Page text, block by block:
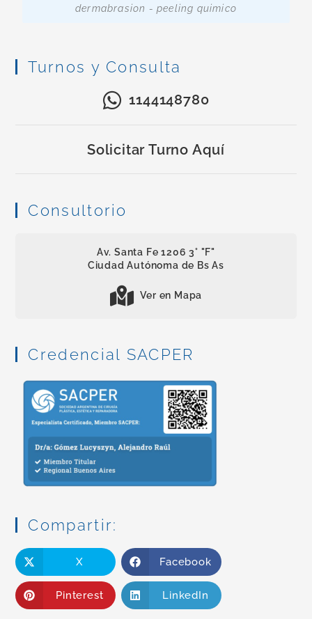
dermabrasion - peeling quimico
Turnos y Consulta
1144148780
Solicitar Turno Aquí
Consultorio
Av. Santa Fe 1206 3° "F"
Ciudad Autónoma de Bs As
Ver en Mapa
Credencial SACPER
Compartir:
X Facebook
Pinterest LinkedIn